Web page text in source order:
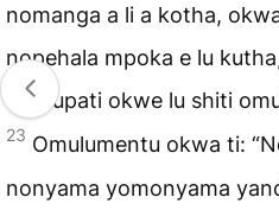
nomanga a li a kotha,
nopehala mpoka e lu
Olupati okwe lu shiti
23 Omulumentu okwa ti:
nonyama yomonyama